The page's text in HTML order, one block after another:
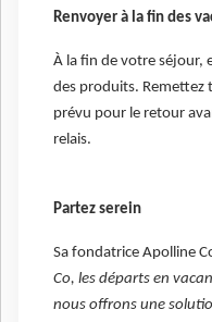
Renvoyer à la fin des
À la fin de votre séjour,
des produits. Remettez
prévu pour le retour
relais.
Partez serein
Sa fondatrice Apolline
Co, les départs en
nous offrons une